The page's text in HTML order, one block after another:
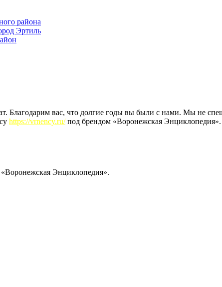
района
Эртиль
Благодарим вас, что долгие годы вы были с нами. Мы не
https://vrnency.ru/под брендом «Воронежская
Энциклопедия».